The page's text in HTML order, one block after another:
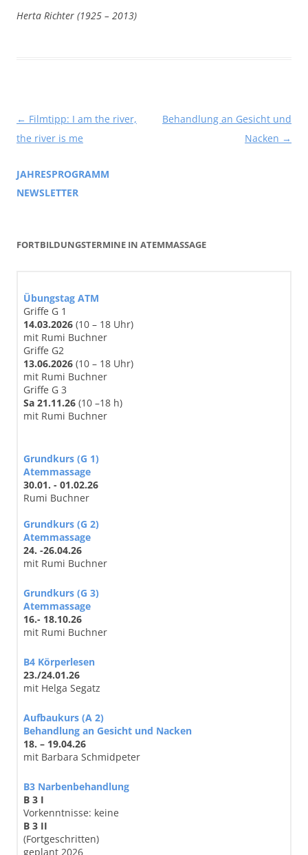
Herta Richter (1925 – 2013)
Beitragsnavigation
← Filmtipp: I am the river,
the river is me
Behandlung an Gesicht und
Nacken →
JAHRESPROGRAMM
NEWSLETTER
FORTBILDUNGSTERMINE IN ATEMMASSAGE
Übungstag ATM
Griffe G 1
14.03.2026 (10 – 18 Uhr)
mit Rumi Buchner
Griffe G2
13.06.2026 (10 – 18 Uhr)
mit Rumi Buchner
Griffe G 3
Sa 21.11.26 (10 –18 h)
mit Rumi Buchner
Grundkurs (G 1)
Atemmassage
30.01. - 01.02.26
Rumi Buchner
Grundkurs (G 2)
Atemmassage
24. -26.04.26
mit Rumi Buchner
Grundkurs (G 3)
Atemmassage
16.- 18.10.26
mit Rumi Buchner
B4 Körperlesen
23./24.01.26
mit Helga Segatz
Aufbaukurs (A 2)
Behandlung an Gesicht und Nacken
18. – 19.04.26
mit Barbara Schmidpeter
B3 Narbenbehandlung
B 3 I
Vorkenntnisse: keine
B 3 II
(Fortgeschritten)
geplant 2026